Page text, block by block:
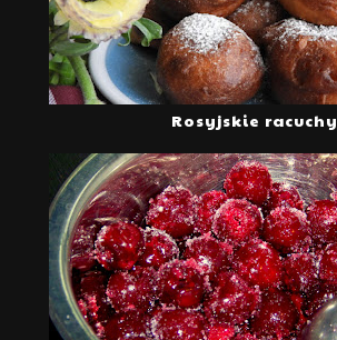
Rosyjskie racuchy